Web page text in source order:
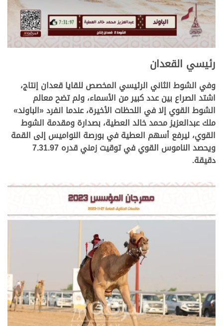
رئيسي القعدان
وفي الشوط الثاني الرئيسي المخصص للقايا قعدان إنتاج،
اشتد الصراع بين عدد كبير من الأسماء، ولم تضح معالم
الشوط القوي إلا في اللحظات الأخيرة، عندما انفرد «الباوند»
ملك عبدالعزيز محمد خالد العطية، بصدارة ومقدمة الشوط
القوي، ليرفع أسهم العطية في بورصة النواميس إلى القمة
ويحصد الناموس القوي في توقيت زمني قدره 7.31.97
دقيقة.